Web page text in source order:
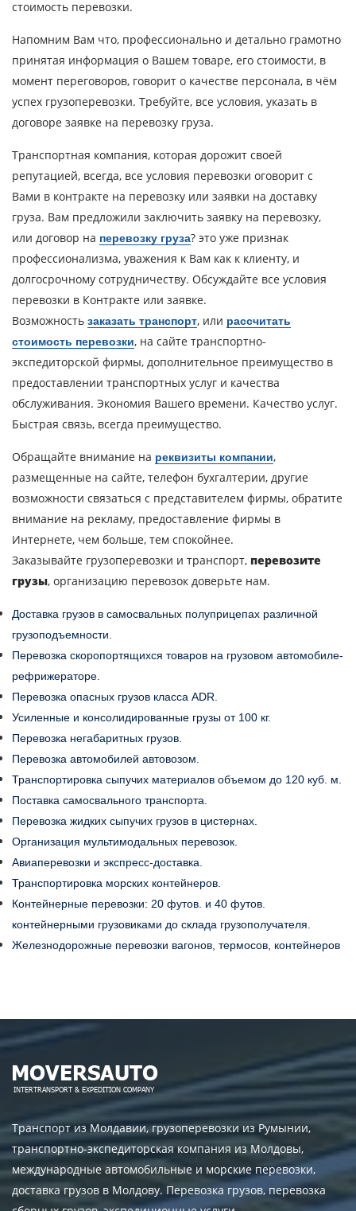
стоимость перевозки.
Напомним Вам что, профессионально и детально грамотно
принятая информация о Вашем товаре, его стоимости, в
момент переговоров, говорит о качестве персонала, в чём
успех грузоперевозки. Требуйте, все условия, указать в
договоре заявке на перевозку груза.
Транспортная компания, которая дорожит своей
репутацией, всегда, все условия перевозки оговорит с
Вами в контракте на перевозку или заявки на доставку
груза. Вам предложили заключить заявку на перевозку,
или договор на перевозку груза? это уже признак
профессионализма, уважения к Вам как к клиенту, и
долгосрочному сотрудничеству. Обсуждайте все условия
перевозки в Контракте или заявке.
Возможность заказать транспорт, или рассчитать
стоимость перевозки, на сайте транспортно-
экспедиторской фирмы, дополнительное преимущество в
предоставлении транспортных услуг и качества
обслуживания. Экономия Вашего времени. Качество услуг.
Быстрая связь, всегда преимущество.
Обращайте внимание на реквизиты компании,
размещенные на сайте, телефон бухгалтерии, другие
возможности связаться с представителем фирмы, обратите
внимание на рекламу, предоставление фирмы в
Интернете, чем больше, тем спокойнее.
Заказывайте грузоперевозки и транспорт, перевозите
грузы, организацию перевозок доверьте нам.
Доставка грузов в самосвальных полуприцепах различной
грузоподъемности.
Перевозка скоропортящихся товаров на грузовом автомобиле-
рефрижераторе.
Перевозка опасных грузов класса ADR.
Усиленные и консолидированные грузы от 100 кг.
Перевозка негабаритных грузов.
Перевозка автомобилей автовозом.
Транспортировка сыпучих материалов объемом до 120 куб. м.
Поставка самосвального транспорта.
Перевозка жидких сыпучих грузов в цистернах.
Организация мультимодальных перевозок.
Авиаперевозки и экспресс-доставка.
Транспортировка морских контейнеров.
Контейнерные перевозки: 20 футов. и 40 футов.
контейнерными грузовиками до склада грузополучателя.
Железнодорожные перевозки вагонов, термосов, контейнеров
Транспорт из Молдавии, грузоперевозки из Румынии,
транспортно-экспедиторская компания из Молдовы,
международные автомобильные и морские перевозки,
доставка грузов в Молдову. Перевозка грузов, перевозка
Город выгрузки
Наименование груза
Дата загрузки
Тип транспорта
Объем груза
Контактное лицо
Контактный телефон
E-mail
Отправляя заявку, вы соглашаетесь на
обработку персональных данных.
ОТПРАВИТЬ